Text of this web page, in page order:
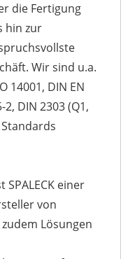
die Fertigung
hin zur
Wir sind u.a.
14001, DIN EN
2, DIN 2303 (Q1,
einer
von
Lösungen